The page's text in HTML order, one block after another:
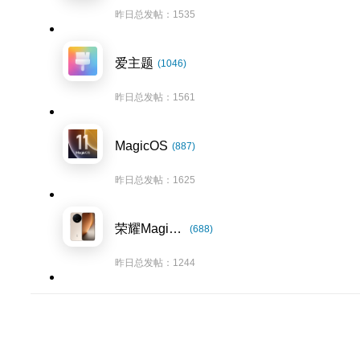
昨日总发帖：1535
爱主题 (1046)
昨日总发帖：1561
MagicOS (887)
昨日总发帖：1625
荣耀Magic8系列 (688)
昨日总发帖：1244